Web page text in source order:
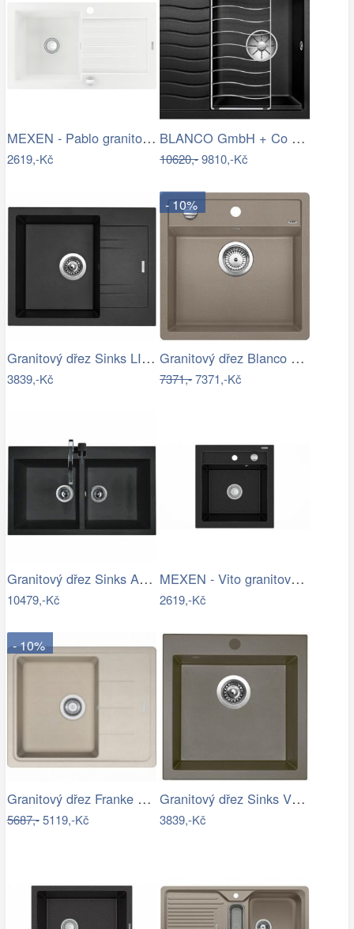
MEXEN - Pablo granitový dřez 1 s…
2619,-Kč
BLANCO GmbH + Co KG Granitový dřez…
10620,-9810,-Kč
Granitový dřez Sinks LINEA 600 N…
3839,-Kč
- 10%
Granitový dřez Blanco DALAGO 5 tartufo…
7371,-7371,-Kč
Granitový dřez Sinks AMANDA 860 DUO…
10479,-Kč
MEXEN - Vito granitový dřez 1-miska…
2619,-Kč
- 10%
Granitový dřez Franke BFG 611-62 Sahara
5687,-5119,-Kč
Granitový dřez Sinks VIVA 455 Truffle
3839,-Kč